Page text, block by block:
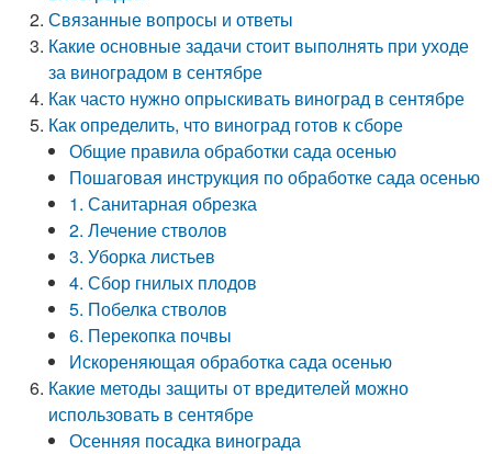
Связанные вопросы и ответы
Какие основные задачи стоит выполнять при уходе
за виноградом в сентябре
Как часто нужно опрыскивать виноград в сентябре
Как определить, что виноград готов к сборе
Общие правила обработки сада осенью
Пошаговая инструкция по обработке сада осенью
1. Санитарная обрезка
2. Лечение стволов
3. Уборка листьев
4. Сбор гнилых плодов
5. Побелка стволов
6. Перекопка почвы
Искореняющая обработка сада осенью
Какие методы защиты от вредителей можно
использовать в сентябре
Осенняя посадка винограда